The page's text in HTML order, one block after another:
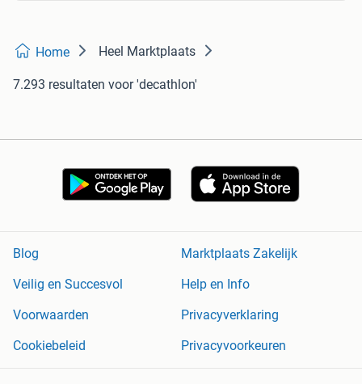
Home Heel Marktplaats
7.293 resultaten voor 'decathlon'
Blog
Marktplaats Zakelijk
Veilig en Succesvol
Help en Info
Voorwaarden
Privacyverklaring
Cookiebeleid
Privacyvoorkeuren